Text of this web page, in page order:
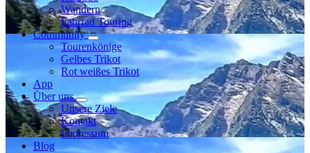
Wandern
Fahrrad Touring
Community
Tourenkönige
Gelbes Trikot
Rot weißes Trikot
App
Über uns
Unsere Ziele
Kontakt
Impressum
Blog